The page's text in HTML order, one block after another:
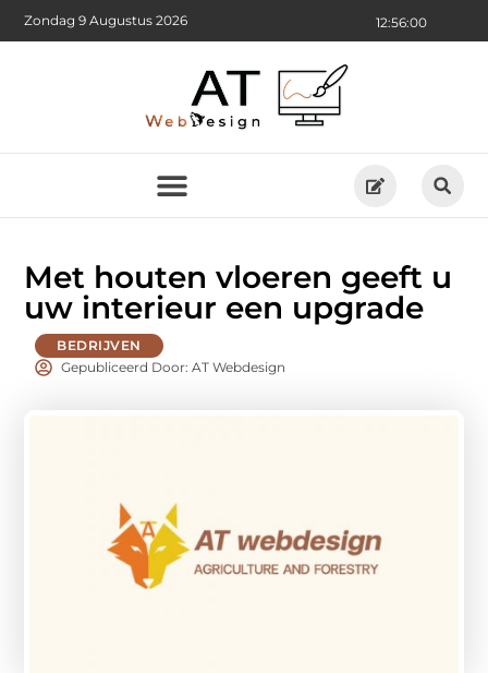
12:56:01
Zondag 9 Augustus 2026
Met houten vloeren geeft u
uw interieur een upgrade
BEDRIJVEN
Gepubliceerd Door: AT Webdesign